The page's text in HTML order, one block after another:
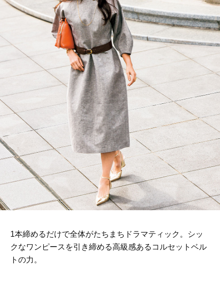
1本締めるだけで全体がたちまちドラマティック。シッ
クなワンピースを引き締める高級感あるコルセットベル
トの力。